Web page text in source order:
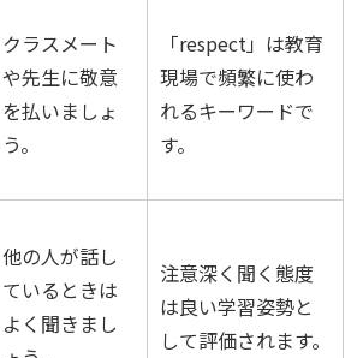
クラスメート
や先生に敬意
を払いましょ
う。
「respect」は教育
現場で頻繁に使わ
れるキーワードで
す。
他の人が話し
ているときは
よく聞きまし
注意深く聞く態度
は良い学習姿勢と
して評価されます。